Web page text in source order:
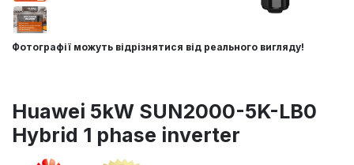
Фотографії можуть відрізнятися від реального вигляду!
Huawei 5kW SUN2000-5K-LB0
Hybrid 1 phase inverter